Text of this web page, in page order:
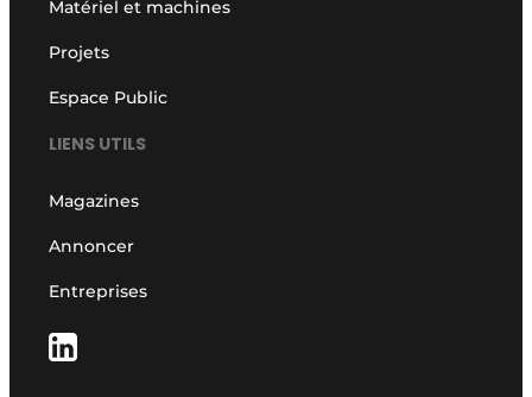
Matériel et machines
Projets
Espace Public
LIENS UTILS
Magazines
Annoncer
Entreprises